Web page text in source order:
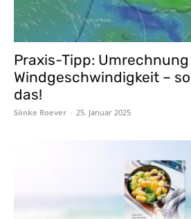
Praxis-Tipp:
Windgeschwindigkeit –
das!
Sönke Roever - 25. Januar 2025